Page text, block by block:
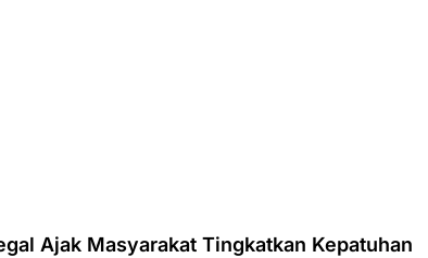
Ajak Masyarakat Tingkatkan Kepatuhan